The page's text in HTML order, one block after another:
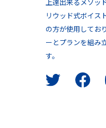
上達出来るメソッ
リウッド式ボイス
の方が使用してお
ーとプランを組み
す。